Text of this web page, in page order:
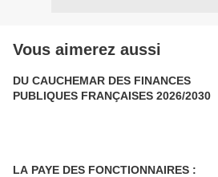
Vous aimerez aussi
DU CAUCHEMAR DES FINANCES
PUBLIQUES FRANÇAISES 2026/2030
LA PAYE DES FONCTIONNAIRES :